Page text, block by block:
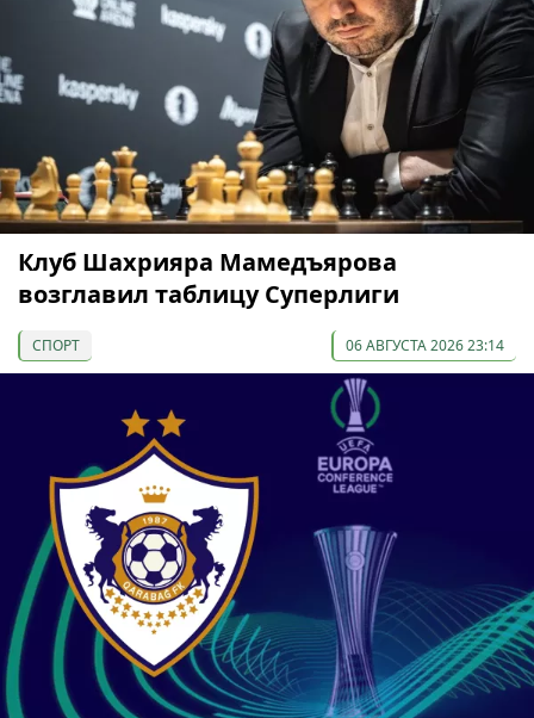
Клуб Шахрияра Мамедъярова
возглавил таблицу Суперлиги
СПОРТ 06 АВГУСТА 2026 23:14